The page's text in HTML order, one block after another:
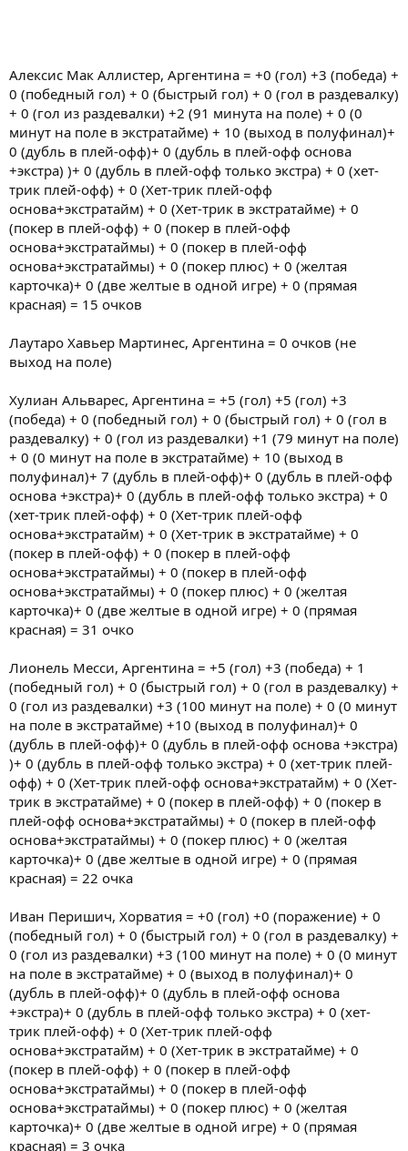
Алексис Мак Аллистер, Аргентина = +0 (гол) +3 (победа) +
0 (победный гол) + 0 (быстрый гол) + 0 (гол в раздевалку)
+ 0 (гол из раздевалки) +2 (91 минута на поле) + 0 (0
минут на поле в экстратайме) + 10 (выход в полуфинал)+
0 (дубль в плей-офф)+ 0 (дубль в плей-офф основа
+экстра) )+ 0 (дубль в плей-офф только экстра) + 0 (хет-
трик плей-офф) + 0 (Хет-трик плей-офф
основа+экстратайм) + 0 (Хет-трик в экстратайме) + 0
(покер в плей-офф) + 0 (покер в плей-офф
основа+экстратаймы) + 0 (покер в плей-офф
основа+экстратаймы) + 0 (покер плюс) + 0 (желтая
карточка)+ 0 (две желтые в одной игре) + 0 (прямая
красная) = 15 очков
Лаутаро Хавьер Мартинес, Аргентина = 0 очков (не
выход на поле)
Хулиан Альварес, Аргентина = +5 (гол) +5 (гол) +3
(победа) + 0 (победный гол) + 0 (быстрый гол) + 0 (гол в
раздевалку) + 0 (гол из раздевалки) +1 (79 минут на поле)
+ 0 (0 минут на поле в экстратайме) + 10 (выход в
полуфинал)+ 7 (дубль в плей-офф)+ 0 (дубль в плей-офф
основа +экстра)+ 0 (дубль в плей-офф только экстра) + 0
(хет-трик плей-офф) + 0 (Хет-трик плей-офф
основа+экстратайм) + 0 (Хет-трик в экстратайме) + 0
(покер в плей-офф) + 0 (покер в плей-офф
основа+экстратаймы) + 0 (покер в плей-офф
основа+экстратаймы) + 0 (покер плюс) + 0 (желтая
карточка)+ 0 (две желтые в одной игре) + 0 (прямая
красная) = 31 очко
Лионель Месси, Аргентина = +5 (гол) +3 (победа) + 1
(победный гол) + 0 (быстрый гол) + 0 (гол в раздевалку) +
0 (гол из раздевалки) +3 (100 минут на поле) + 0 (0 минут
на поле в экстратайме) +10 (выход в полуфинал)+ 0
(дубль в плей-офф)+ 0 (дубль в плей-офф основа +экстра)
)+ 0 (дубль в плей-офф только экстра) + 0 (хет-трик плей-
офф) + 0 (Хет-трик плей-офф основа+экстратайм) + 0 (Хет-
трик в экстратайме) + 0 (покер в плей-офф) + 0 (покер в
плей-офф основа+экстратаймы) + 0 (покер в плей-офф
основа+экстратаймы) + 0 (покер плюс) + 0 (желтая
карточка)+ 0 (две желтые в одной игре) + 0 (прямая
красная) = 22 очка
Иван Перишич, Хорватия = +0 (гол) +0 (поражение) + 0
(победный гол) + 0 (быстрый гол) + 0 (гол в раздевалку) +
0 (гол из раздевалки) +3 (100 минут на поле) + 0 (0 минут
на поле в экстратайме) + 0 (выход в полуфинал)+ 0
(дубль в плей-офф)+ 0 (дубль в плей-офф основа
+экстра)+ 0 (дубль в плей-офф только экстра) + 0 (хет-
трик плей-офф) + 0 (Хет-трик плей-офф
основа+экстратайм) + 0 (Хет-трик в экстратайме) + 0
(покер в плей-офф) + 0 (покер в плей-офф
основа+экстратаймы) + 0 (покер в плей-офф
основа+экстратаймы) + 0 (покер плюс) + 0 (желтая
карточка)+ 0 (две желтые в одной игре) + 0 (прямая
красная) = 3 очка